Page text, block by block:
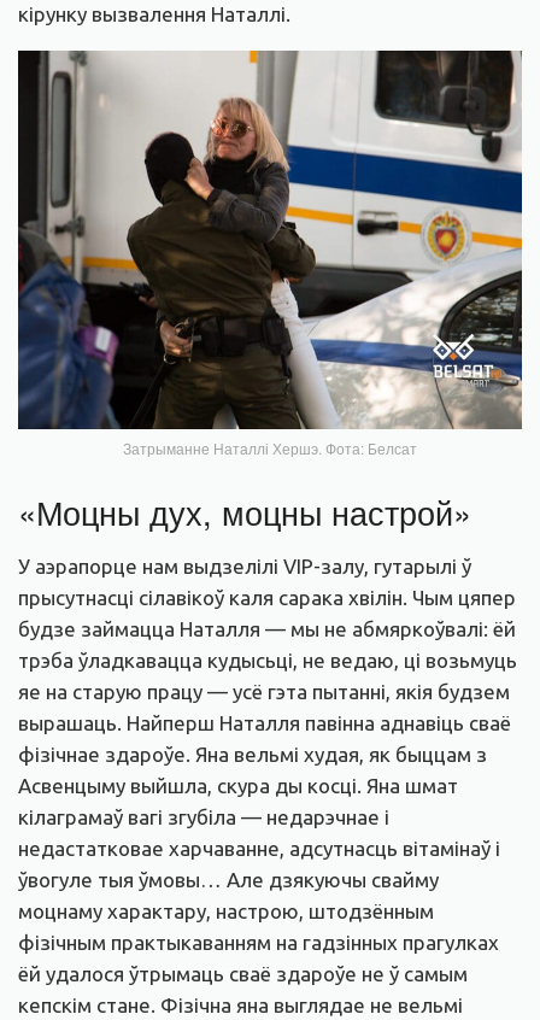
кірунку вызвалення Наталлі.
Затрыманне Наталлі Хершэ. Фота: Белсат
«Моцны дух, моцны настрой»
У аэрапорце нам выдзелілі VIP-залу, гутарылі ў
прысутнасці сілавікоў каля сарака хвілін. Чым цяпер
будзе займацца Наталля — мы не абмяркоўвалі: ёй
трэба ўладкавацца кудысьці, не ведаю, ці возьмуць
яе на старую працу — усё гэта пытанні, якія будзем
вырашаць. Найперш Наталля павінна аднавіць сваё
фізічнае здароўе. Яна вельмі худая, як быццам з
Асвенцыму выйшла, скура ды косці. Яна шмат
кілаграмаў вагі згубіла — недарэчнае і
недастатковае харчаванне, адсутнасць вітамінаў і
ўвогуле тыя ўмовы… Але дзякуючы свайму
моцнаму характару, настрою, штодзённым
фізічным практыкаванням на гадзінных прагулках
ёй удалося ўтрымаць сваё здароўе не ў самым
кепскім стане. Фізічна яна выглядае не вельмі